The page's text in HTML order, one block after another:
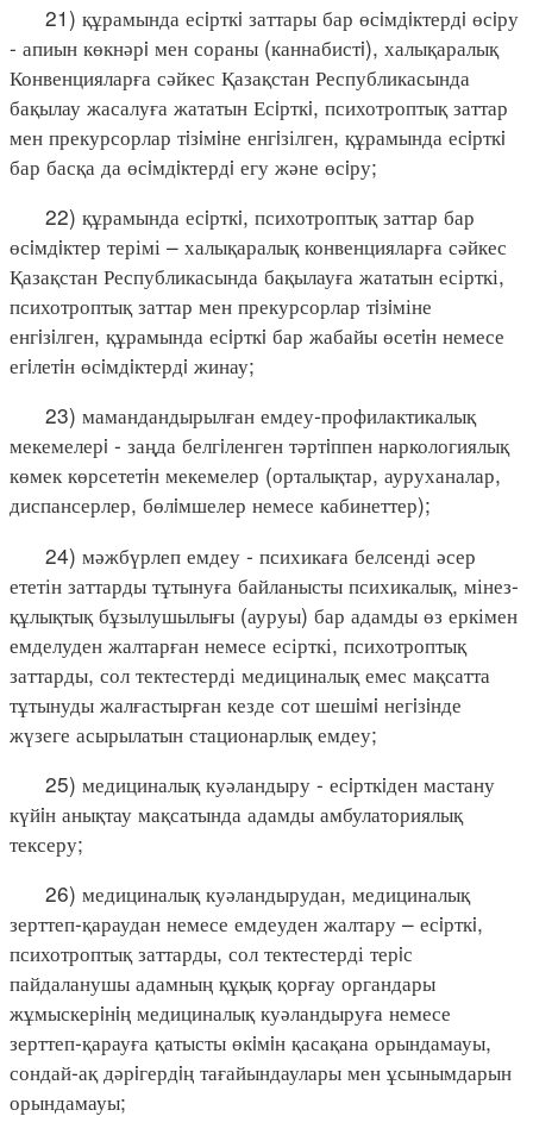
21) құрамында есiрткi заттары бар өсiмдiктердi өсiру
- апиын көкнәрi мен сораны (каннабистi), халықаралық
Конвенцияларға сәйкес Қазақстан Республикасында
бақылау жасалуға жататын Есiрткi, психотроптық заттар
мен прекурсорлар тiзiмiне енгiзілген, құрамында есiрткi
бар басқа да өсiмдiктердi егу және өсiру;
22) құрамында есiрткi, психотроптық заттар бар
өсiмдiктер терімі – халықаралық конвенцияларға сәйкес
Қазақстан Республикасында бақылауға жататын есірткі,
психотроптық заттар мен прекурсорлар тiзiміне
енгiзiлген, құрамында есiрткi бар жабайы өсетiн немесе
егiлетiн өсiмдiктердi жинау;
23) мамандандырылған емдеу-профилактикалық
мекемелерi - заңда белгiленген тәртiппен наркологиялық
көмек көрсететiн мекемелер (орталықтар, ауруханалар,
диспансерлер, бөлiмшелер немесе кабинеттер);
24) мәжбүрлеп емдеу - психикаға белсенді әсер
ететін заттарды тұтынуға байланысты психикалық, мінез-
құлықтық бұзылушылығы (ауруы) бар адамды өз еркімен
емделуден жалтарған немесе есірткі, психотроптық
заттарды, сол тектестерді медициналық емес мақсатта
тұтынуды жалғастырған кезде сот шешiмi негiзiнде
жүзеге асырылатын стационарлық емдеу;
25) медициналық куәландыру - есiрткiден мастану
күйiн анықтау мақсатында адамды амбулаториялық
тексеру;
26) медициналық куәландырудан, медициналық
зерттеп-қараудан немесе емдеуден жалтару – есiрткi,
психотроптық заттарды, сол тектестерді терiс
пайдаланушы адамның құқық қорғау органдары
жұмыскерiнiң медициналық куәландыруға немесе
зерттеп-қарауға қатысты өкiмiн қасақана орындамауы,
сондай-ақ дәрiгердiң тағайындаулары мен ұсынымдарын
орындамауы;